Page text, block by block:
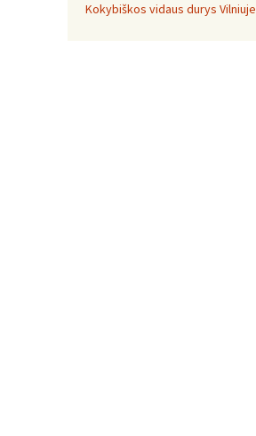
Kokybiškos vidaus durys Vilniuje